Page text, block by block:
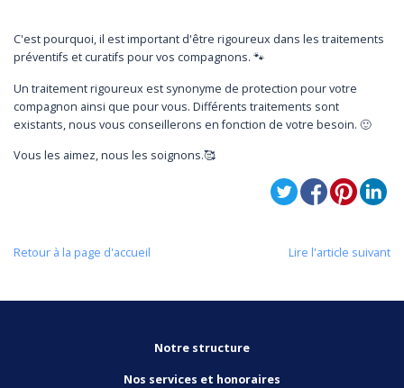
C'est pourquoi, il est important d'être rigoureux dans les traitements
préventifs et curatifs pour vos compagnons. 🐾
Un traitement rigoureux est synonyme de protection pour votre
compagnon ainsi que pour vous. Différents traitements sont
existants, nous vous conseillerons en fonction de votre besoin. 🙂
Vous les aimez, nous les soignons.🥰
Retour à la page d'accueil Lire l'article suivant
Notre structure
Nos services et honoraires